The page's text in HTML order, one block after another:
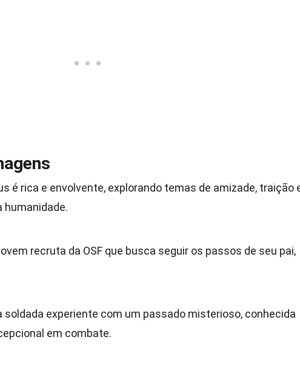
é rica e envolvente, explorando temas de amizade, traição
humanidade.
recruta da OSF que busca seguir os passos de seu pai,
soldada experiente com um passado misterioso, conhecida
em combate.